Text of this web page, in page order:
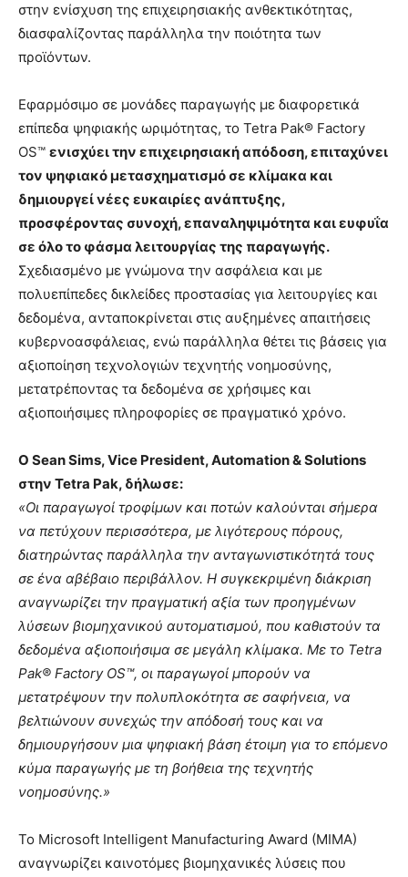
στην ενίσχυση της επιχειρησιακής ανθεκτικότητας,
διασφαλίζοντας παράλληλα την ποιότητα των
προϊόντων.
Εφαρμόσιμο σε μονάδες παραγωγής με διαφορετικά
επίπεδα ψηφιακής ωριμότητας, το Tetra Pak® Factory
OS™ ενισχύει την επιχειρησιακή απόδοση, επιταχύνει
τον ψηφιακό μετασχηματισμό σε κλίμακα και
δημιουργεί νέες ευκαιρίες ανάπτυξης,
προσφέροντας συνοχή, επαναληψιμότητα και ευφυΐα
σε όλο το φάσμα λειτουργίας της παραγωγής.
Σχεδιασμένο με γνώμονα την ασφάλεια και με
πολυεπίπεδες δικλείδες προστασίας για λειτουργίες και
δεδομένα, ανταποκρίνεται στις αυξημένες απαιτήσεις
κυβερνοασφάλειας, ενώ παράλληλα θέτει τις βάσεις για
αξιοποίηση τεχνολογιών τεχνητής νοημοσύνης,
μετατρέποντας τα δεδομένα σε χρήσιμες και
αξιοποιήσιμες πληροφορίες σε πραγματικό χρόνο.
Ο Sean Sims, Vice President, Automation & Solutions
στην Tetra Pak, δήλωσε:
«Οι παραγωγοί τροφίμων και ποτών καλούνται σήμερα
να πετύχουν περισσότερα, με λιγότερους πόρους,
διατηρώντας παράλληλα την ανταγωνιστικότητά τους
σε ένα αβέβαιο περιβάλλον. Η συγκεκριμένη διάκριση
αναγνωρίζει την πραγματική αξία των προηγμένων
λύσεων βιομηχανικού αυτοματισμού, που καθιστούν τα
δεδομένα αξιοποιήσιμα σε μεγάλη κλίμακα. Με το Tetra
Pak® Factory OS™, οι παραγωγοί μπορούν να
μετατρέψουν την πολυπλοκότητα σε σαφήνεια, να
βελτιώνουν συνεχώς την απόδοσή τους και να
δημιουργήσουν μια ψηφιακή βάση έτοιμη για το επόμενο
κύμα παραγωγής με τη βοήθεια της τεχνητής
νοημοσύνης.»
Το Microsoft Intelligent Manufacturing Award (MIMA)
αναγνωρίζει καινοτόμες βιομηχανικές λύσεις που